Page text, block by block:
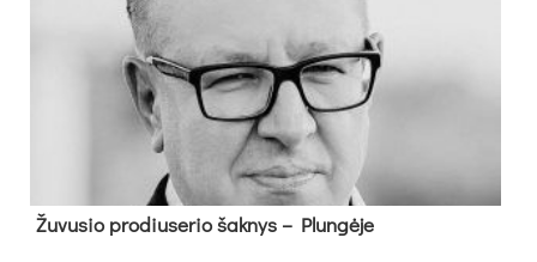
Žu­vu­sio pro­diu­se­rio šak­nys – Plun­gė­je